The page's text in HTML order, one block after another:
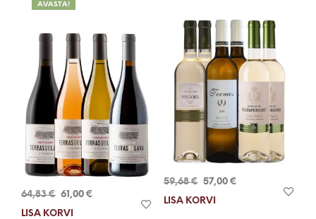
AVASTA!
64,83€ Algne
hind
61,00 €
LISA KORVI
59,68€ Algne
hind
57,00 €Current
LISA KORVI